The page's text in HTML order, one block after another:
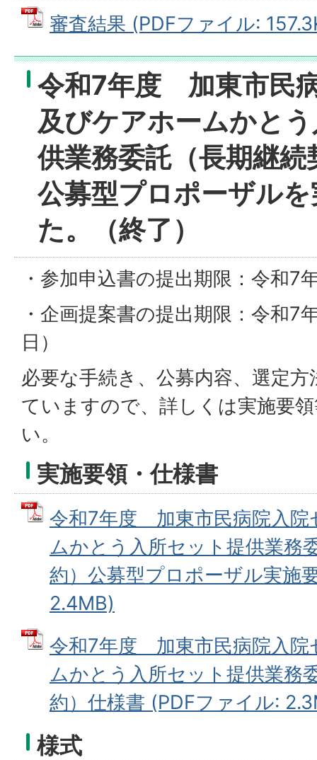
審査結果 (PDFファイル:
令和7年度 加東市民
及びケアホームかと
供業務委託（長期継
公募型プロポーザル
た。（終了）
・参加申込書の提出期限：令和7
・企画提案書の提出期限：令和7
日）
必要な手続き、公募内容、選定
ていますので、詳しくは実施要
い。
実施要領・仕様書
令和7年度 加東市民病院入院
ムかとう入所セット提供業務
約）公募型プロポーザル実施
2.4MB)
令和7年度 加東市民病院入院
ムかとう入所セット提供業務
約）仕様書 (PDFファイル:
様式